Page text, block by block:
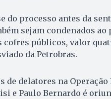
do processo antes da
sejam condenados ao
públicos, valor
da Petrobras.
delatores na Operação
e Paulo Bernardo é